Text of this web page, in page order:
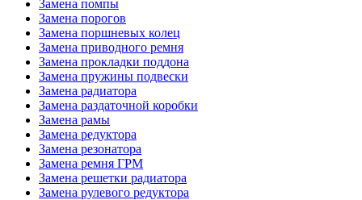
Замена помпы
Замена порогов
Замена поршневых колец
Замена приводного ремня
Замена прокладки поддона
Замена пружины подвески
Замена радиатора
Замена раздаточной коробки
Замена рамы
Замена редуктора
Замена резонатора
Замена ремня ГРМ
Замена решетки радиатора
Замена рулевого редуктора